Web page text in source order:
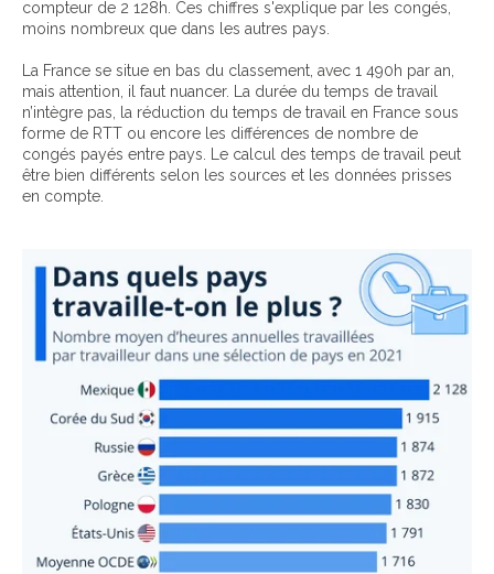
compteur de 2 128h. Ces chiffres s'explique par les congés,
moins nombreux que dans les autres pays.
La France se situe en bas du classement, avec 1 490h par an,
mais attention, il faut nuancer. La durée du temps de travail
n’intègre pas, la réduction du temps de travail en France sous
forme de RTT ou encore les différences de nombre de
congés payés entre pays. Le calcul des temps de travail peut
être bien différents selon les sources et les données prisses
en compte.